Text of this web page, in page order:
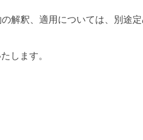
解釈、適用については、別途
します。